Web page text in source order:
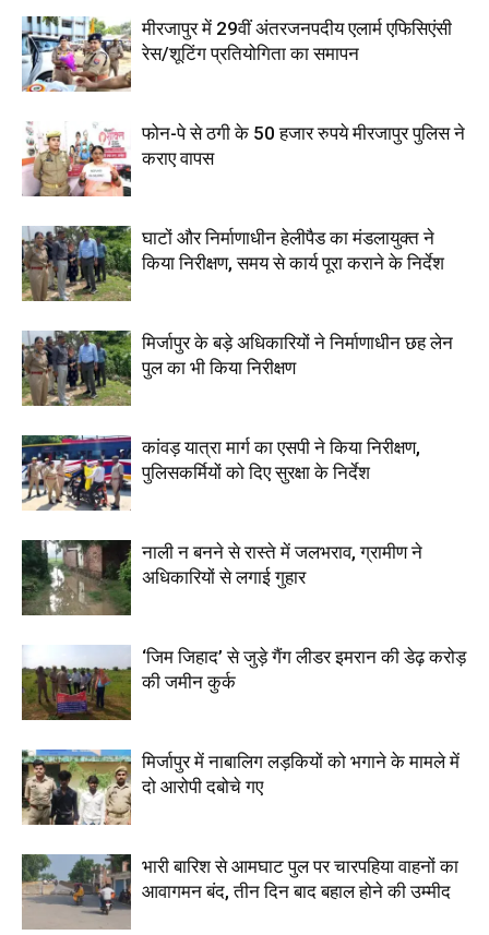
मीरजापुर में 29वीं अंतरजनपदीय एलार्म एफिसिएंसी
रेस/शूटिंग प्रतियोगिता का समापन
फोन-पे से ठगी के 50 हजार रुपये मीरजापुर पुलिस ने
कराए वापस
घाटों और निर्माणाधीन हेलीपैड का मंडलायुक्त ने
किया निरीक्षण, समय से कार्य पूरा कराने के निर्देश
मिर्जापुर के बड़े अधिकारियों ने निर्माणाधीन छह लेन
पुल का भी किया निरीक्षण
कांवड़ यात्रा मार्ग का एसपी ने किया निरीक्षण,
पुलिसकर्मियों को दिए सुरक्षा के निर्देश
नाली न बनने से रास्ते में जलभराव, ग्रामीण ने
अधिकारियों से लगाई गुहार
‘जिम जिहाद’ से जुड़े गैंग लीडर इमरान की डेढ़ करोड़
की जमीन कुर्क
मिर्जापुर में नाबालिग लड़कियों को भगाने के मामले में
दो आरोपी दबोचे गए
भारी बारिश से आमघाट पुल पर चारपहिया वाहनों का
आवागमन बंद, तीन दिन बाद बहाल होने की उम्मीद